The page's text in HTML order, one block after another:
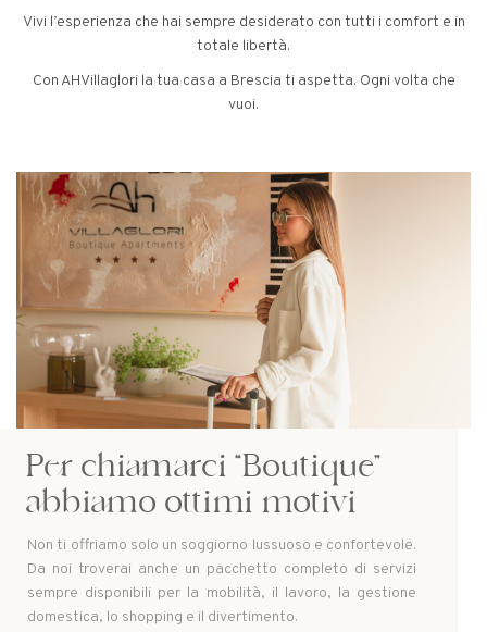
Vivi l’esperienza che hai sempre desiderato con tutti i comfort e in
totale libertà.
Con AHVillaglori la tua casa a Brescia ti aspetta. Ogni volta che
vuoi.
Per chiamarci “Boutique”
abbiamo ottimi motivi
Non ti offriamo solo un soggiorno lussuoso e confortevole.
Da noi troverai anche un pacchetto completo di servizi
sempre disponibili per la mobilità, il lavoro, la gestione
domestica, lo shopping e il divertimento.